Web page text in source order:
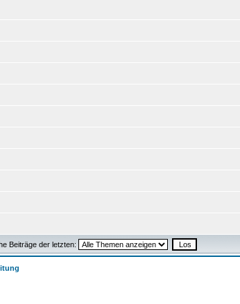
Beiträge der letzten: